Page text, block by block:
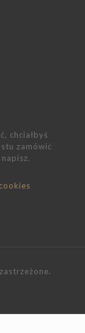
chciałbyś
zamówić